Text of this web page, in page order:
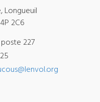
Longueuil
2C6
227